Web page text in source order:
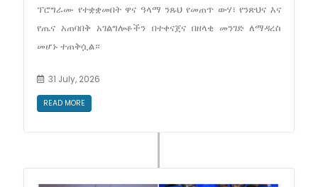
ፕሮግራሙ የተቋቋመበት ዋና ዓላማ ንጹህ የመጠጥ ውሃ፣ የንጽህና እና
የጤና አጠባበቅ አገልግሎቶችን በተቀናጀና በዘላቂ መንገድ ለማዳረስ
መሆኑ ተጠቅሷል።
31 July, 2026
READ MORE